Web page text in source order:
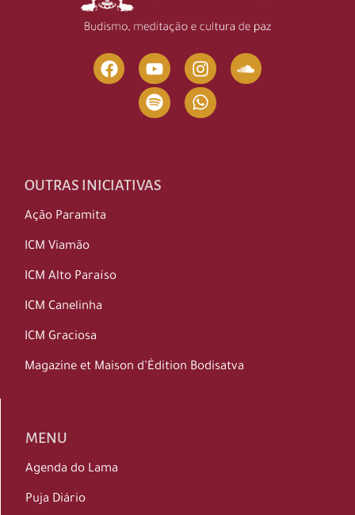
OUTRAS INICIATIVAS
Ação Paramita
ICM Viamão
ICM Alto Paraíso
ICM Canelinha
ICM Graciosa
Magazine et Maison d’Édition Bodisatva
MENU
Agenda do Lama
Puja Diário